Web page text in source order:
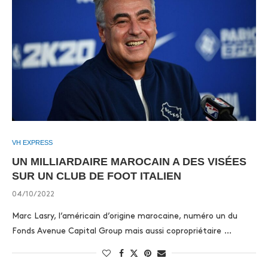
VH EXPRESS
UN MILLIARDAIRE MAROCAIN A DES VISÉES
SUR UN CLUB DE FOOT ITALIEN
04/10/2022
Marc Lasry, l’américain d’origine marocaine, numéro un du
Fonds Avenue Capital Group mais aussi copropriétaire …